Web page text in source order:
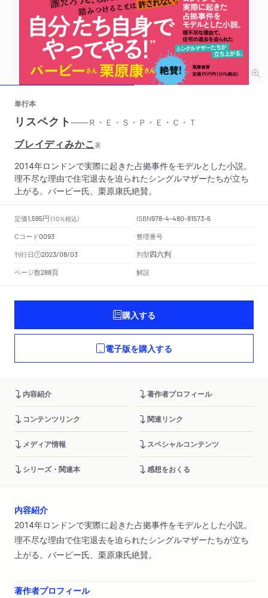
単行本
リスペクト ——Ｒ・Ｅ・Ｓ・Ｐ・Ｅ・Ｃ・Ｔ
ブレイディみかこ著
2014年ロンドンで実際に起きた占拠事件をモデルとした小説。
理不尽な理由で住宅退去を迫られたシングルマザーたちが立ち
上がる。バービー氏、栗原康氏絶賛。
定価1,595円 （10％税込） ISBN978-4-480-81573-6
Cコード0093
整理番号
刊行日
2023/08/03 判型四六判
ページ数288頁 解説
購入する
電子版を購入する
内容紹介 著作者プロフィール
コンテンツリンク 関連リンク
メディア情報 スペシャルコンテンツ
シリーズ・関連本 感想をおくる
内容紹介
2014年ロンドンで実際に起きた占拠事件をモデルとした小説。
理不尽な理由で住宅退去を迫られたシングルマザーたちが立ち
上がる。バービー氏、栗原康氏絶賛。
著作者プロフィール